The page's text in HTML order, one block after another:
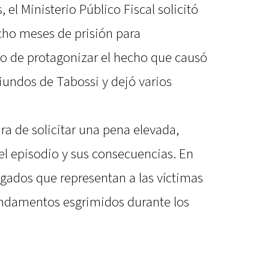
el Ministerio Público Fiscal solicitó
meses de prisión para
de protagonizar el hecho que causó
de Tabossi y dejó varios
de solicitar una pena elevada,
episodio y sus consecuencias. En
que representan a las víctimas
esgrimidos durante los